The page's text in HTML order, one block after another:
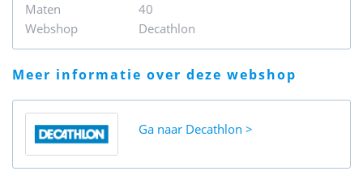
Maten
40
Webshop
Decathlon
meer informatie over deze webshop
Ga naar Decathlon